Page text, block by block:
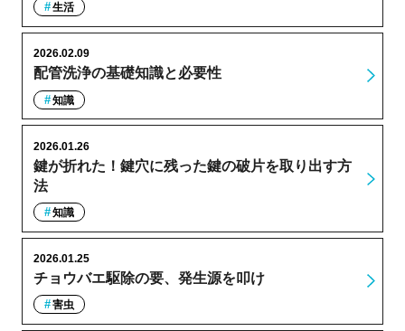
生活
配管洗浄の基礎知識と必要性
2026.02.09
知識
鍵が折れた！鍵穴に残った鍵の破片を取り出す方
法
2026.01.26
知識
チョウバエ駆除の要、発生源を叩け
2026.01.25
害虫